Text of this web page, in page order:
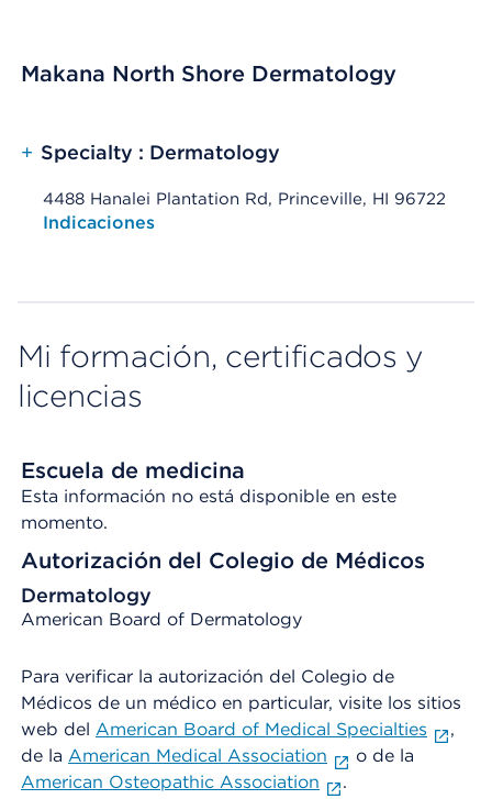
Makana North Shore Dermatology
+ Specialty : Dermatology
4488 Hanalei Plantation Rd, Princeville, HI 96722
Opens native map application on mobile devices
Indicaciones
Mi formación, certificados y
licencias
Escuela de medicina
Esta información no está disponible en este
momento.
Autorización del Colegio de Médicos
Dermatology
American Board of Dermatology
Para verificar la autorización del Colegio de
Médicos de un médico en particular, visite los sitios
web del American Board of Medical Specialties
,
de la American Medical Association
o de la
American Osteopathic Association
.